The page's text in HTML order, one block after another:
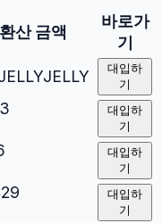
환산 금액
바로가
기
대입하
기
대입하
기
대입하
기
대입하
기